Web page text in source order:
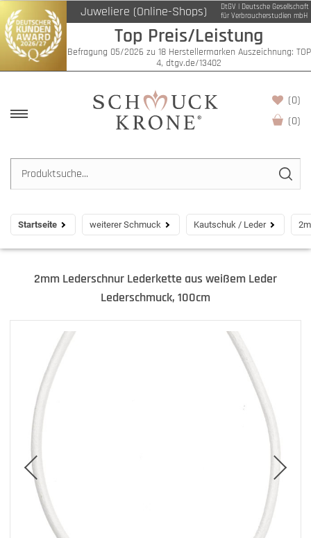
Juweliere (Online-Shops)
DtGV | Deutsche Gesellschaft
für Verbraucherstudien mbH
Top Preis/Leistung
Befragung 05/2026 zu 18 Herstellermarken Auszeichnung: TOP
4, dtgv.de/13402
(0)
(0)
Startseite weiterer Schmuck Kautschuk / Leder
2mm Lederschnur Lederkette aus weißem Leder
Lederschmuck, 100cm